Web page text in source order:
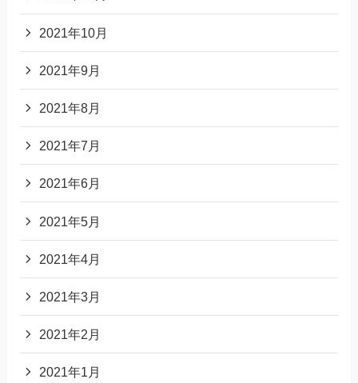
2021年10月
2021年9月
2021年8月
2021年7月
2021年6月
2021年5月
2021年4月
2021年3月
2021年2月
2021年1月